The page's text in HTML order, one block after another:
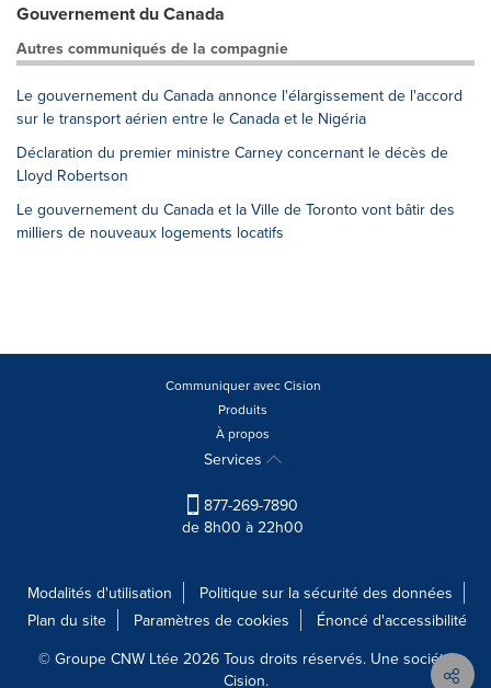
Gouvernement du Canada
Autres communiqués de la compagnie
Le gouvernement du Canada annonce l'élargissement de l'accord
sur le transport aérien entre le Canada et le Nigéria
Déclaration du premier ministre Carney concernant le décès de
Lloyd Robertson
Le gouvernement du Canada et la Ville de Toronto vont bâtir des
milliers de nouveaux logements locatifs
Communiquer avec Cision
Produits
À propos
Services
877-269-7890
de 8h00 à 22h00
Modalités d'utilisation
Politique sur la sécurité des données
Plan du site
Paramètres de cookies
Énoncé d'accessibilité
© Groupe CNW Ltée 2026 Tous droits réservés. Une société
Cision.